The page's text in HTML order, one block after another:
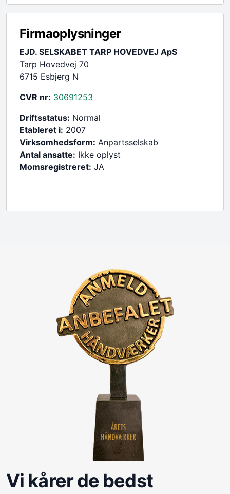
Firmaoplysninger
EJD. SELSKABET TARP HOVEDVEJ ApS
Tarp Hovedvej 70
6715 Esbjerg N
CVR nr: 30691253
Driftsstatus: Normal
Etableret i: 2007
Virksomhedsform: Anpartsselskab
Antal ansatte: Ikke oplyst
Momsregistreret: JA
Vi kårer de bedst